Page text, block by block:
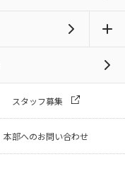
スタッフ募集
本部へのお問い合わせ